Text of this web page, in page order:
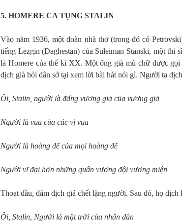
5. HOMERE CA TỤNG STALIN
Vào năm 1936, một đoàn nhà thơ (trong đó có
tiếng Lezgin (Daghestan) của Suleiman Stanski, một
là Homere của thế kỉ XX. Một ông già mù chữ được
dịch giả hỏi dân sở tại xem lời bài hát nói gì. Người ta
Ôi, Stalin, người là đấng vương giả của vương giả
Người là vua của các vị vua
Người là hoàng đế của mọi hoàng đế
Người vĩ đại hơn những quân vương đội vương miện
Thoạt đầu, đám dịch giả chết lặng người. Sau đó, họ dịch
Ôi, Stalin, Người là mặt trời của nhân dân